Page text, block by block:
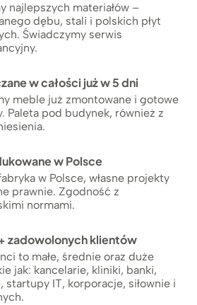
najlepszych materiałów –
dębu, stali i polskich płyt
Świadczymy serwis
w całości już w 5 dni
meble już zmontowane i gotowe
Paleta pod budynek, również z
w Polsce
w Polsce, własne projekty
prawnie. Zgodność z
normami.
zadowolonych klientów
to małe, średnie oraz duże
jak: kancelarie, kliniki, banki,
startupy IT, korporacje, siłownie i